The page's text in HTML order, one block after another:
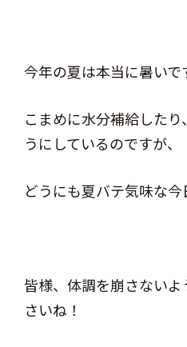
今年の夏は本当に暑い
こまめに水分補給した
うにしているのですが、
どうにも夏バテ気味な
皆様、体調を崩さない
さいね！